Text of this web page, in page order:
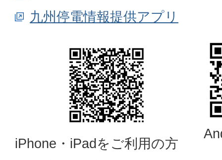
九州停電情報提供アプリ
iPhone・iPadをご利用の方